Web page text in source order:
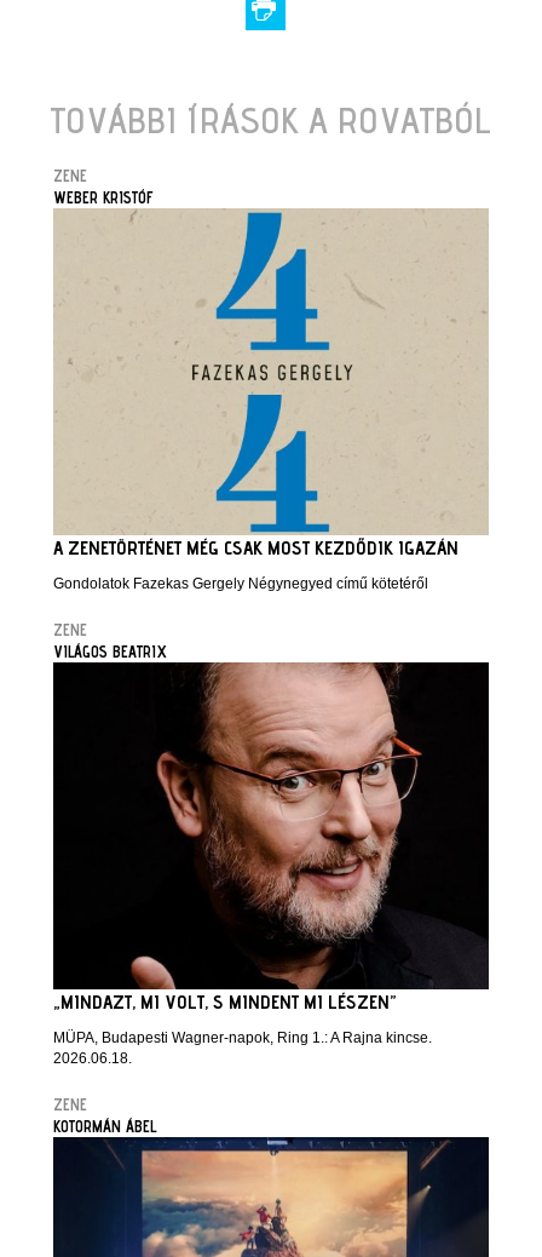
TOVÁBBI ÍRÁSOK A ROVATBÓL
ZENE
WEBER KRISTÓF
A ZENETÖRTÉNET MÉG CSAK MOST KEZDŐDIK IGAZÁN
Gondolatok Fazekas Gergely Négynegyed című kötetéről
ZENE
VILÁGOS BEATRIX
„MINDAZT, MI VOLT, S MINDENT MI LÉSZEN”
MÜPA, Budapesti Wagner-napok, Ring 1.: A Rajna kincse.
2026.06.18.
ZENE
KOTORMÁN ÁBEL